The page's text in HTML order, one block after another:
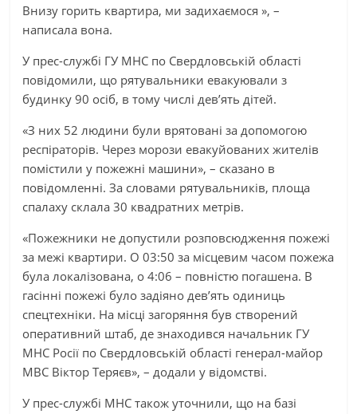
Внизу горить квартира, ми задихаємося », –
написала вона.
У прес-службі ГУ МНС по Свердловській області
повідомили, що рятувальники евакуювали з
будинку 90 осіб, в тому числі дев’ять дітей.
«З них 52 людини були врятовані за допомогою
респіраторів. Через морози евакуйованих жителів
помістили у пожежні машини», – сказано в
повідомленні. За словами рятувальників, площа
спалаху склала 30 квадратних метрів.
«Пожежники не допустили розповсюдження пожежі
за межі квартири. О 03:50 за місцевим часом пожежа
була локалізована, о 4:06 – повністю погашена. В
гасінні пожежі було задіяно дев’ять одиниць
спецтехніки. На місці загоряння був створений
оперативний штаб, де знаходився начальник ГУ
МНС Росії по Свердловській області генерал-майор
МВС Віктор Теряєв», – додали у відомстві.
У прес-службі МНС також уточнили, що на базі